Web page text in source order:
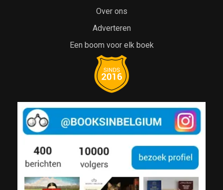
Over ons
Adverteren
Een boom voor elk boek